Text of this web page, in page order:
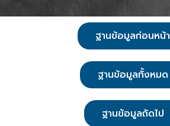
ฐานข้อมูลก่อนหน้า
ฐานข้อมูลทั้งหมด
ฐานข้อมูลถัดไป